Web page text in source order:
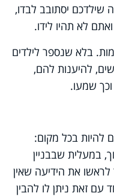
שילדכם יסתובב לבדו,
לא תהיו לידו.
בלא שנספר לילדים
להיענות להם,
שמעו.
להיות בכל מקום:
במעלית שבבניין
את הידיעה שאין
זאת ניתן לו להבין